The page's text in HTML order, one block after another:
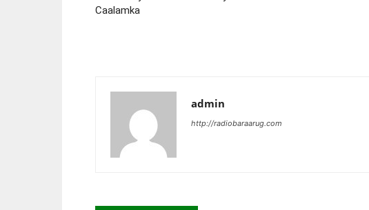
Caalamka
admin
http://radiobaraarug.com